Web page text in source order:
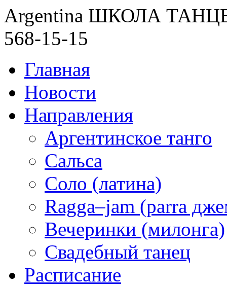
Argentina ШКОЛА
568-15-15
Главная
Новости
Направления
Аргентинское танго
Сальса
Соло (латина)
Ragga–jam (parra
Вечеринки (милонга)
Свадебный танец
Расписание